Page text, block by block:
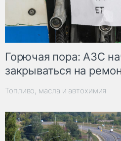
Горючая пора: АЗС
закрываться на
Топливо, масла и автохимия